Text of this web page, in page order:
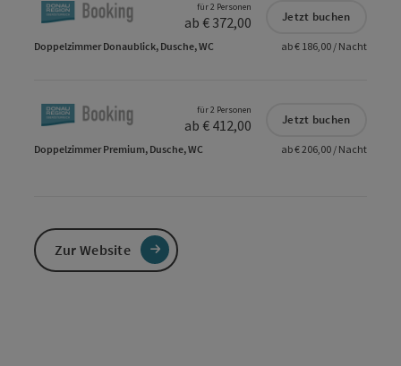
für 2 Personen
ab € 372,00 Jetzt buchen
Doppelzimmer Donaublick, Dusche, WC ab € 186,00 / Nacht
für 2 Personen
ab € 412,00 Jetzt buchen
Doppelzimmer Premium, Dusche, WC ab € 206,00 / Nacht
Zur Website